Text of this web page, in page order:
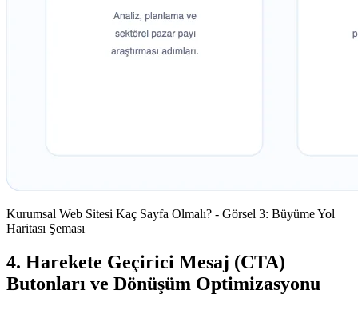
Kurumsal Web Sitesi Kaç Sayfa Olmalı? - Görsel 3: Büyüme Yol
Haritası Şeması
4. Harekete Geçirici Mesaj (CTA)
Butonları ve Dönüşüm Optimizasyonu